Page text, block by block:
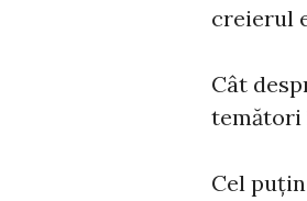
creierul
Cât
temători
Cel